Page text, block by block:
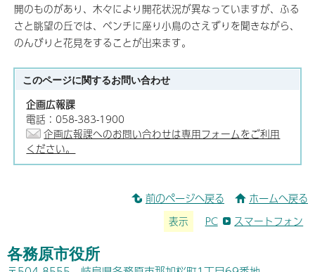
開のものがあり、木々により開花状況が異なっていますが、ふる
さと眺望の丘では、ベンチに座り小鳥のさえずりを聞きながら、
のんびりと花見をすることが出来ます。
このページに関するお問い合わせ
企画広報課
電話：058-383-1900
企画広報課へのお問い合わせは専用フォームをご利用
ください。
前のページへ戻る ホームへ戻る
表示 PC スマートフォン
各務原市役所